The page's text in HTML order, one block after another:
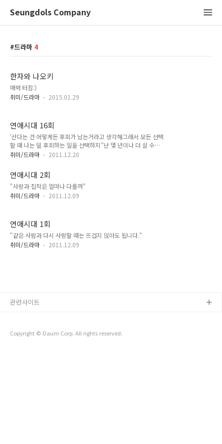
Seungdols Company
드라마 4
한자와 나오키
매력 터짐:)
취미/드라마
2015.01.29
연애시대 16회
'산다는 건 어떻게든 후회가 남는거라고 생각해그래서 모든 선택
할 때 나는 덜 후회하는 일을 선택하지''난 몇 년이나 더 살 수있
을까 그래 80이라 치고 48년 남았네. 지금이 못견디겠다는 건
가끔 한 숨 나오는 건 그건 뭐 병이 아니니까 익숙해지겠지. 40
지나고 50 지나고 가끔은 그래 이렇게 사는 것도 나쁘지 않다.
생각이 들 수 있겠지 근데 정말 괜찮을까 은호야.''말하면 안
돼''안된다는 거 정돈 나도 알아 그거 내가 잘못하고 있다는 것도
시작 한다고 해도 우리 잘 될까? 우리 끝까지 행복 할 수 있을거
같..
취미/드라마 2011.12.20
연애시대 2회
"사랑과 집착은 얼마나 다를까"
취미/드라마
2011.12.09
연애시대 1회
"같은 사람과 다시 사랑할 때는 뜨겁지 않아도 됩니다."
취미/드라마
2011.12.09
Copyright © Daum Corp. All rights reserved.
관련사이트